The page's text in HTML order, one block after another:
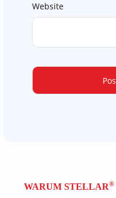
Website
WARUM STELLAR®